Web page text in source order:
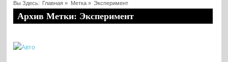
Вы Здесь: Главная » Метка » Эксперимент
Архив Метки: Эксперимент